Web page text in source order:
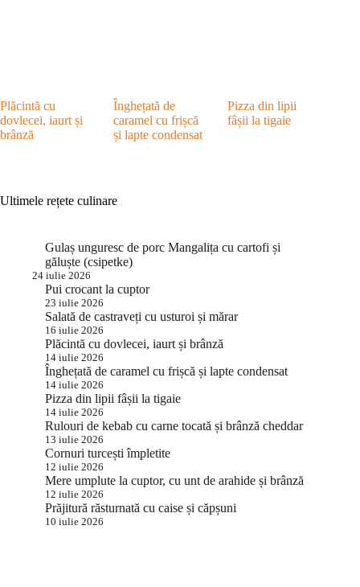
Plăcintă cu
dovlecei, iaurt și
brânză
Înghețată de
caramel cu frișcă
și lapte condensat
Pizza din lipii
fâșii la tigaie
Ultimele rețete culinare
Gulaș unguresc de porc Mangalița cu cartofi și
găluște (csipetke)
24 iulie 2026
Pui crocant la cuptor
23 iulie 2026
Salată de castraveți cu usturoi și mărar
16 iulie 2026
Plăcintă cu dovlecei, iaurt și brânză
14 iulie 2026
Înghețată de caramel cu frișcă și lapte condensat
14 iulie 2026
Pizza din lipii fâșii la tigaie
14 iulie 2026
Rulouri de kebab cu carne tocată și brânză cheddar
13 iulie 2026
Cornuri turcești împletite
12 iulie 2026
Mere umplute la cuptor, cu unt de arahide și brânză
12 iulie 2026
Prăjitură răsturnată cu caise și căpșuni
10 iulie 2026